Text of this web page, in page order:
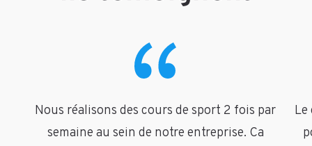
Nous réalisons des cours de sport 2 fois par
semaine au sein de notre entreprise. Ca